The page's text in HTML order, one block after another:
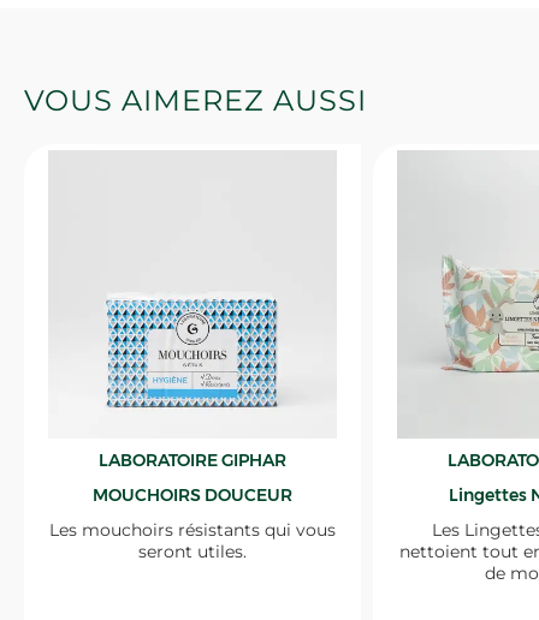
VOUS AIMEREZ AUSSI
LABORATOIRE GIPHAR
MOUCHOIRS DOUCEUR
Les mouchoirs résistants qui vous
seront utiles.
Lingettes
Les
nettoient tout
de